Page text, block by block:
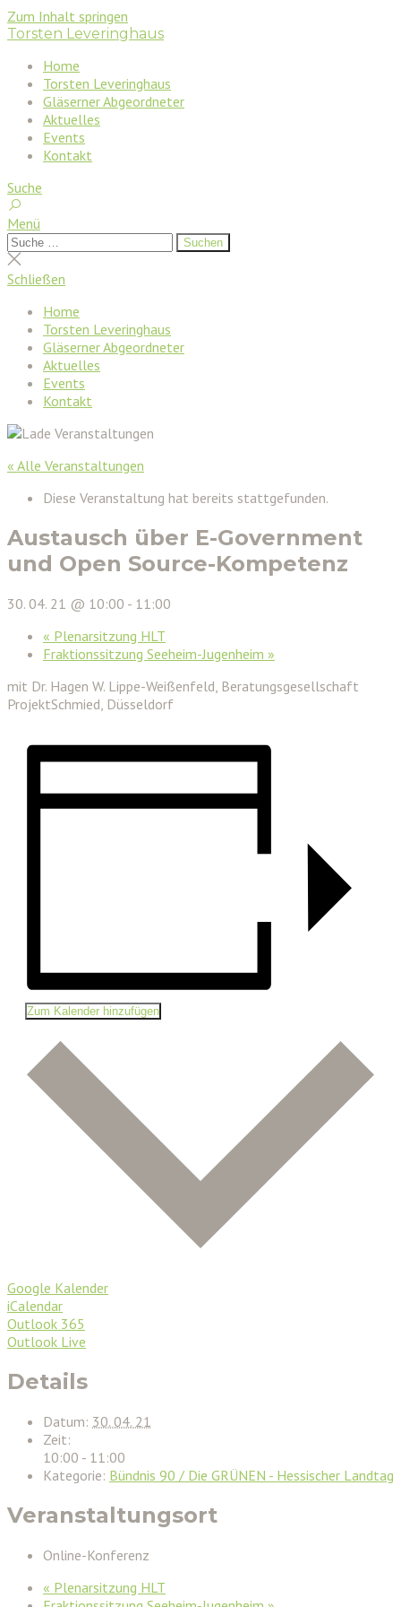
Zum Inhalt springen
Torsten Leveringhaus
Home
Torsten Leveringhaus
Gläserner Abgeordneter
Aktuelles
Events
Kontakt
Suche
Menü
Suchen
nach:
Suchen
Suche
schließen
Schließen
Home
Torsten Leveringhaus
Gläserner Abgeordneter
Aktuelles
Events
Kontakt
« Alle Veranstaltungen
Diese Veranstaltung hat bereits stattgefunden.
Austausch über E-Government
und Open Source-Kompetenz
30. 04. 21 @ 10:00 - 11:00
« Plenarsitzung HLT
Fraktionssitzung Seeheim-Jugenheim »
mit Dr. Hagen W. Lippe-Weißenfeld, Beratungsgesellschaft
ProjektSchmied, Düsseldorf
Zum Kalender hinzufügen
Google Kalender
iCalendar
Outlook 365
Outlook Live
Details
Datum: 30. 04. 21
Zeit:
10:00 - 11:00
Kategorie: Bündnis 90 / Die GRÜNEN - Hessischer Landtag
Veranstaltungsort
Online-Konferenz
« Plenarsitzung HLT